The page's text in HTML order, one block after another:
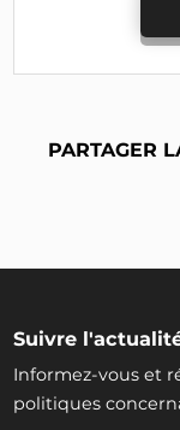
PARTAGER
Suivre
Informez-vous et
politiques